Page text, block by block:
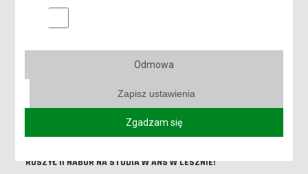
TRWA II NABÓR NA STUDIA!
ORYGINALNYCH DOKUMENTÓW
KOMUNIKAT UCZELNIANEJ KOMISJI REKRUTACYJNEJ WS.
URUCHOMIENIA KIERUNKÓW
KOMUNIKAT UCZELNIANEJ KOMISJI REKRUTACYJNEJ WS.
RUSZYŁ II NABÓR NA STUDIA W ANS W LESZNIE!
Marketingowe pliki cookies
Odmowa
Zapisz ustawienia
Zgadzam się